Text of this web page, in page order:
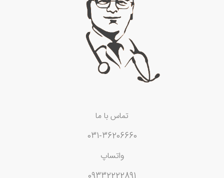
تماس با ما
031-36206660
واتساپ